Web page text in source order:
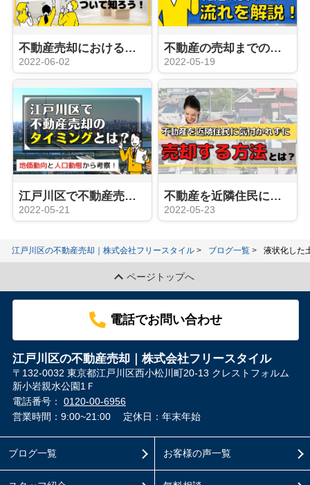
不動産売却における契約不適合責任について知ろう！売主の注意点は？
2022-06-02
不動産の売却までの流れを解説！
2022-05-19
江戸川区で不動産売却のタイミングとは？地価動向と人口動態から考察！
2022-05-21
不動産を近隣住民に気付かれずに売却する方法とは？
2022-05-23
江戸川区の不動産売却｜株式会社フリースタイル ブログ一覧 液状化した
ページトップへ
電話でお問い合わせ
江戸川区の不動産売却｜株式会社フリースタイル
〒132-0032 東京都江戸川区西小松川町20-13 クレストフォルム
新小岩親水公園1Ｆ
電話番号： 0120-00-6956
営業時間：9:00~21:00
定休日：年末年始
ブログ一覧 お客様の声一覧